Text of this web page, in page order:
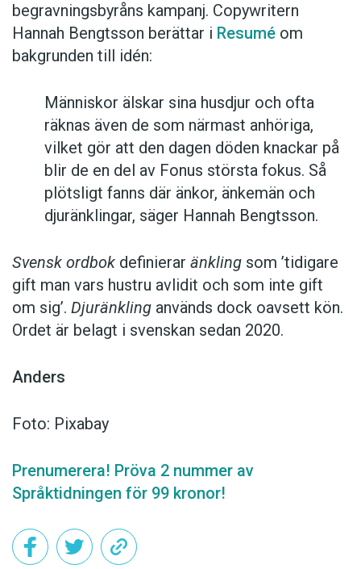
begravningsbyråns kampanj. Copywritern
Hannah Bengtsson berättar i Resumé om
bakgrunden till idén:
Människor älskar sina husdjur och ofta
räknas även de som närmast anhöriga,
vilket gör att den dagen döden knackar på
blir de en del av Fonus största fokus. Så
plötsligt fanns där änkor, änkemän och
djuränklingar, säger Hannah Bengtsson.
Svensk ordbok definierar änkling som ’tidigare
gift man vars hustru av­lidit och som inte gift
om sig’. Djuränkling används dock oavsett kön.
Ordet är belagt i svenskan sedan 2020.
Anders
Foto: Pixabay
Prenumerera! Pröva 2 nummer av
Språktidningen för 99 kronor!